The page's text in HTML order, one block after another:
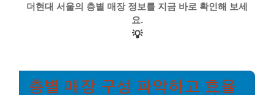
더현대 서울의 층별 매장 정보를 지금 바로 확인해 보세
요.
💡
층별 매장 구성 파악하고 효율